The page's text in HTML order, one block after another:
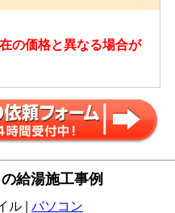
の価格と異なる場合が
給湯施工事例
ル | パソコン